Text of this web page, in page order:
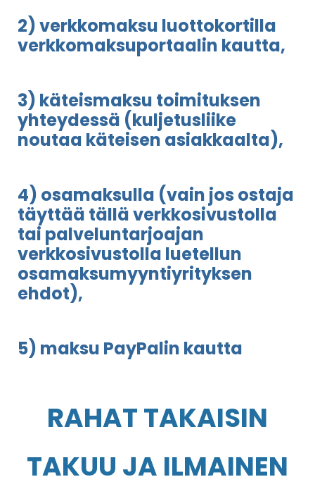
2) verkkomaksu luottokortilla
verkkomaksuportaalin kautta,
3) käteismaksu toimituksen
yhteydessä (kuljetusliike
noutaa käteisen asiakkaalta),
4) osamaksulla (vain jos ostaja
täyttää tällä verkkosivustolla
tai palveluntarjoajan
verkkosivustolla luetellun
osamaksumyyntiyrityksen
ehdot),
5) maksu PayPalin kautta
RAHAT TAKAISIN
TAKUU JA ILMAINEN